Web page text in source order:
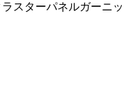
スターパネルガーニッ